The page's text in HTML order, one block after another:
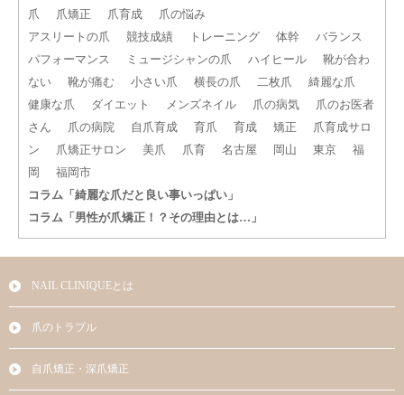
爪
爪矯正 爪育成
爪の悩み
アスリートの爪
競技成績 トレーニング 体幹
バランス
パフォーマンス
ミュージシャンの爪 ハイヒール
靴が合わ
ない
靴が痛む 小さい爪 横長の爪 二枚爪
綺麗な爪
健康な爪
ダイエット メンズネイル 爪の病気
爪のお医者
さん
爪の病院 自爪育成 育爪 育成 矯正
爪育成サロ
ン
爪矯正サロン 美爪 爪育 名古屋 岡山 東京
福
岡
福岡市
コラム「綺麗な爪だと良い事いっぱい」
コラム「男性が爪矯正！？その理由とは…」
NAIL CLINIQUEとは
爪のトラブル
自爪矯正・深爪矯正